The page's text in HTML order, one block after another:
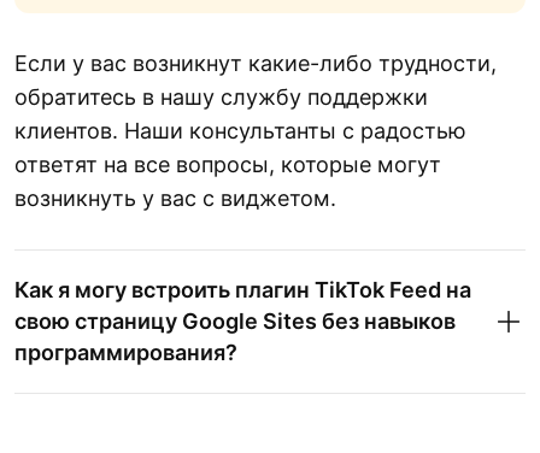
Если у вас возникнут какие-либо трудности,
обратитесь в нашу службу поддержки
клиентов. Наши консультанты с радостью
ответят на все вопросы, которые могут
возникнуть у вас с виджетом.
Как я могу встроить плагин TikTok Feed на
свою страницу Google Sites без навыков
программирования?